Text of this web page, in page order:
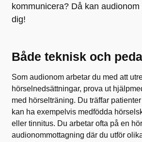
kommunicera? Då kan
dig!
Både teknisk och
Som audionom arbetar du med att
hörselnedsättningar, prova ut
med hörselträning. Du träffar
kan ha exempelvis medfödda
eller tinnitus. Du arbetar ofta på en
audionommottagning där du utför